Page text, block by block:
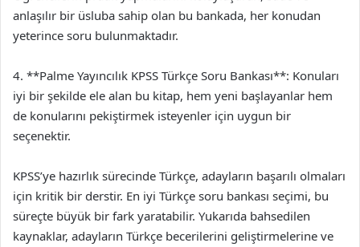
anlaşılır bir üsluba sahip olan bu bankada, her konudan
yeterince soru bulunmaktadır.
4. **Palme Yayıncılık KPSS Türkçe Soru Bankası**: Konuları
iyi bir şekilde ele alan bu kitap, hem yeni başlayanlar hem
de konularını pekiştirmek isteyenler için uygun bir
seçenektir.
KPSS’ye hazırlık sürecinde Türkçe, adayların başarılı olmaları
için kritik bir derstir. En iyi Türkçe soru bankası seçimi, bu
süreçte büyük bir fark yaratabilir. Yukarıda bahsedilen
kaynaklar, adayların Türkçe becerilerini geliştirmelerine ve